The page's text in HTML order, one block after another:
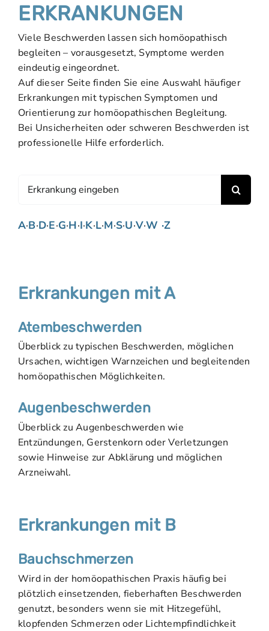
ERKRANKUNGEN
Viele Beschwerden lassen sich homöopathisch
begleiten – vorausgesetzt, Symptome werden
eindeutig eingeordnet.
Auf dieser Seite finden Sie eine Auswahl häufiger
Erkrankungen mit typischen Symptomen und
Orientierung zur homöopathischen Begleitung.
Bei Unsicherheiten oder schweren Beschwerden ist
professionelle Hilfe erforderlich.
nach:
A·B·D·E·G·H·I·K·L·M·S·U·V·W ·Z
Erkrankungen mit A
Atembeschwerden
Überblick zu typischen Beschwerden, möglichen
Ursachen, wichtigen Warnzeichen und begleitenden
homöopathischen Möglichkeiten.
Augenbeschwerden
Überblick zu Augenbeschwerden wie
Entzündungen, Gerstenkorn oder Verletzungen
sowie Hinweise zur Abklärung und möglichen
Arzneiwahl.
Erkrankungen mit B
Bauchschmerzen
Wird in der homöopathischen Praxis häufig bei
plötzlich einsetzenden, fieberhaften Beschwerden
genutzt, besonders wenn sie mit Hitzegefühl,
klopfenden Schmerzen oder Lichtempfindlichkeit